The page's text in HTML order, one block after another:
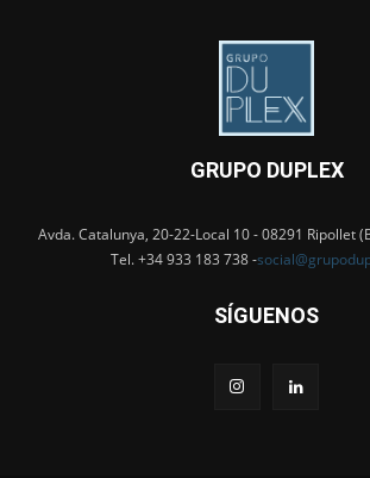
GRUPO DUPLEX
Avda. Catalunya, 20-22-Local 10 - 08291 Ripollet
Tel. +34 933 183 738 -
SÍGUENOS